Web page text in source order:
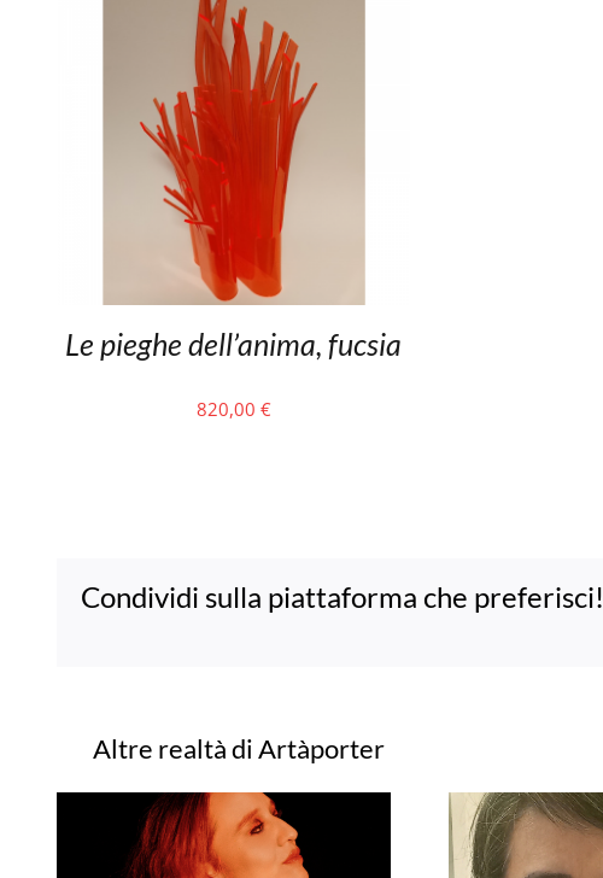
Le pieghe dell’anima, fucsia
820,00 €
Condividi sulla piattaforma che preferisci!
Progetti correlati